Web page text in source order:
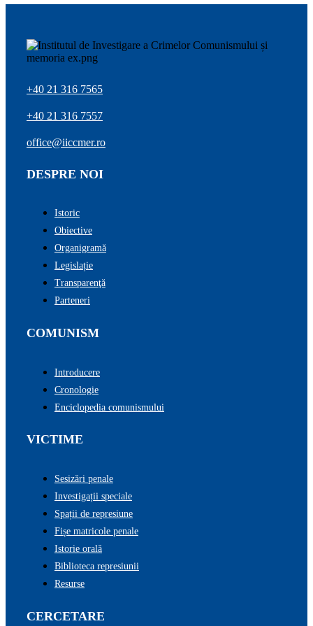
+40 21 316 7565
+40 21 316 7557
office@iiccmer.ro
DESPRE NOI
Istoric
Obiective
Organigramă
Legislație
Transparenţă
Parteneri
COMUNISM
Introducere
Cronologie
Enciclopedia comunismului
VICTIME
Sesizări penale
Investigații speciale
Spații de represiune
Fișe matricole penale
Istorie orală
Biblioteca represiunii
Resurse
CERCETARE